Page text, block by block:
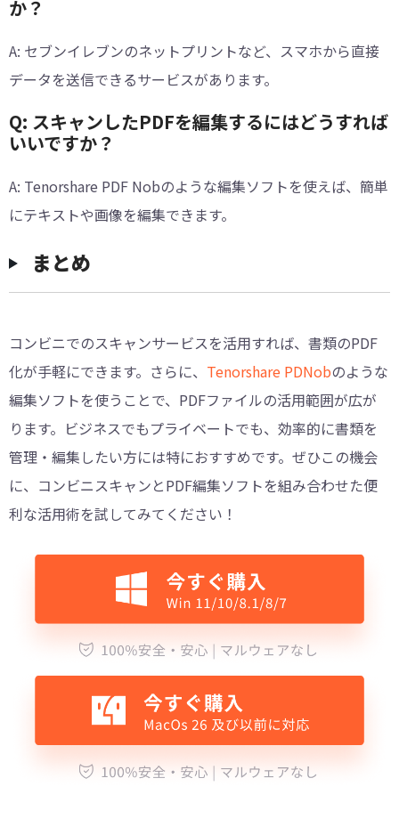
か？
A: セブンイレブンのネットプリントなど、スマホから直接
データを送信できるサービスがあります。
Q: スキャンしたPDFを編集するにはどうすれば
いいですか？
A: Tenorshare PDF Nobのような編集ソフトを使えば、簡単
にテキストや画像を編集できます。
︎まとめ
コンビニでのスキャンサービスを活用すれば、書類のPDF
化が手軽にできます。さらに、 Tenorshare PDNobのような
編集ソフトを使うことで、PDFファイルの活用範囲が広が
ります。ビジネスでもプライベートでも、効率的に書類を
管理・編集したい方には特におすすめです。ぜひこの機会
に、コンビニスキャンとPDF編集ソフトを組み合わせた便
利な活用術を試してみてください！